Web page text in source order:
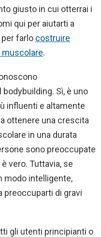
giusto in cui otterrai i
qui per aiutarti a
farlo costruire
.
Sì, è uno
influenti e altamente
ottenere una crescita
in una durata
sono preoccupate
vero. Tuttavia, se
modo intelligente,
preoccuparti di gravi
gli utenti principianti o